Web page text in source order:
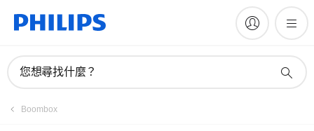
您想尋找什麼？
Boombox
註冊產品